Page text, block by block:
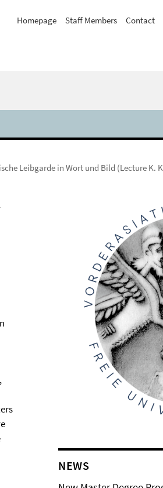
Homepage Staff Members Contact
Leibgarde in Wort und Bild (Lecture K.
NEWS